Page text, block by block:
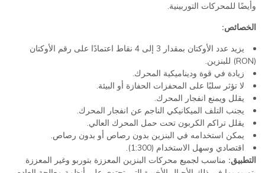
وأيضًا للمحركات التوربينية.
الخصائص:
يزيد عدد الأوكتان بمقدار 3 إلى 4 نقاط اعتمادًا على رقم الأوكتان
(RON) للبنزين.
زيادة في قوة وديناميكية المحرك.
لا تؤثر سلبًا على المحفزات الحفازة أو البيئة.
يقلل ويمنع انفجار المحرك.
يجنب التلف الميكانيكي الناجم عن انفجار المحرك.
يقلل تراكم الكربون تحت حمل المحرك العالي.
يمكن استخدامه في البنزين بدون رصاص أو بدون رصاص.
اقتصادي وسهل الاستخدام (1:300).
التطبيق: مناسب لجميع محركات البنزين المعززة بتوربو وغير المعززة